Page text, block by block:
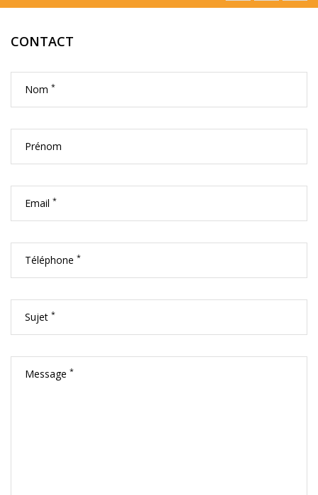
CONTACT
Nom *
Prénom
Email *
Téléphone *
Sujet *
Message *